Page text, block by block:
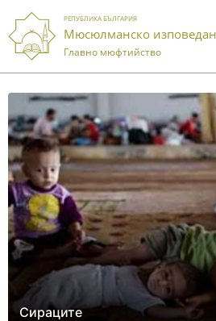
РЕПУБЛИКА БЪЛГАРИЯ
Мюсюлманско
Главно мюфтийство
Сираците